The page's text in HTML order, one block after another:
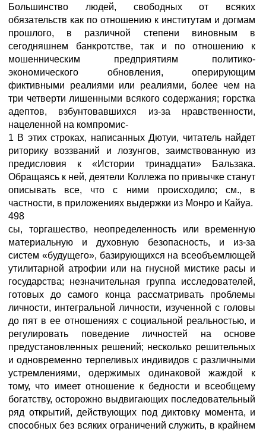
Большинство людей, свободных от всяких
обязательств как по отношению к институтам и догмам
прошлого, в различной степени виновным в
сегодняшнем банкротстве, так и по отношению к
мошенническим предприятиям политико-
экономического обновления, оперирующим
фиктивными реалиями или реалиями, более чем на
три четверти лишенными всякого содержания; горстка
адептов, взбунтовавшихся из-за нравственности,
нацеленной на компромис-
1 В этих строках, написанных Дютуи, читатель найдет
риторику воззваний и лозунгов, заимствованную из
предисловия к «Истории тринадцати» Бальзака.
Обращаясь к ней, деятели Коллежа по привычке станут
описывать все, что с ними происходило; см., в
частности, в приложениях выдержки из Монро и Кайуа.
498
сы, торгашество, неопределенность или временную
материальную и духовную безопасность, и из-за
систем «будущего», базирующихся на всеобъемлющей
утилитарной атрофии или на гнусной мистике расы и
государства; незначительная группа исследователей,
готовых до самого конца рассматривать проблемы
личности, интегральной личности, изученной с головы
до пят в ее отношениях с социальной реальностью, и
регулировать поведение личностей на основе
предустановленных решений; несколько решительных
и одновременно терпеливых индивидов с различными
устремлениями, одержимых одинаковой жаждой к
тому, что имеет отношение к бедности и всеобщему
богатству, осторожно выдвигающих последовательный
ряд открытий, действующих под диктовку момента, и
способных без всяких ограничений служить, в крайнем